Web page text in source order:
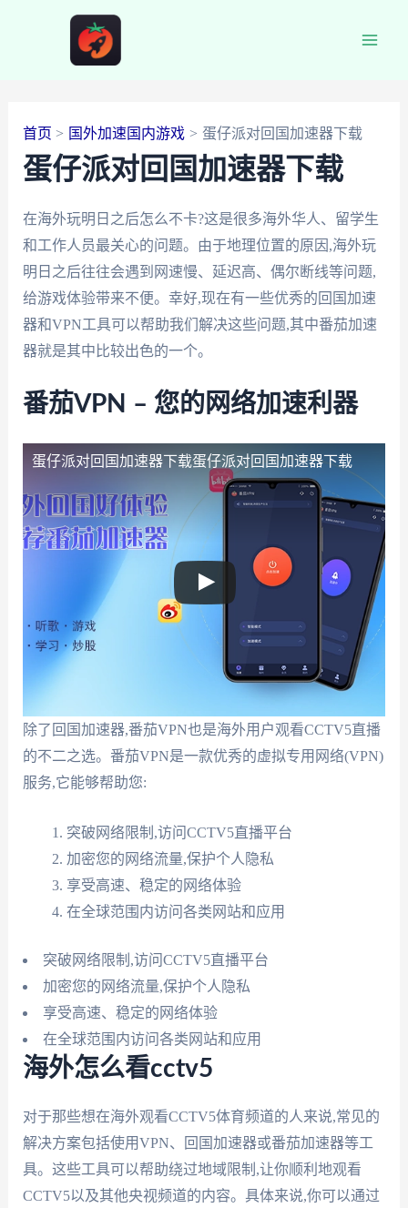
首页 国外加速国内游戏 蛋仔派对回国加速器下载
蛋仔派对回国加速器下载
在海外玩明日之后怎么不卡?这是很多海外华人、留学生
和工作人员最关心的问题。由于地理位置的原因,海外玩
明日之后往往会遇到网速慢、延迟高、偶尔断线等问题,
给游戏体验带来不便。幸好,现在有一些优秀的回国加速
器和VPN工具可以帮助我们解决这些问题,其中番茄加速
器就是其中比较出色的一个。
番茄VPN – 您的网络加速利器
蛋仔派对回国加速器下载蛋仔派对回国加速器下载
除了回国加速器,番茄VPN也是海外用户观看CCTV5直播
的不二之选。番茄VPN是一款优秀的虚拟专用网络(VPN)
服务,它能够帮助您:
突破网络限制,访问CCTV5直播平台
加密您的网络流量,保护个人隐私
享受高速、稳定的网络体验
在全球范围内访问各类网站和应用
突破网络限制,访问CCTV5直播平台
加密您的网络流量,保护个人隐私
享受高速、稳定的网络体验
在全球范围内访问各类网站和应用
海外怎么看cctv5
对于那些想在海外观看CCTV5体育频道的人来说,常见的
解决方案包括使用VPN、回国加速器或番茄加速器等工
具。这些工具可以帮助绕过地域限制,让你顺利地观看
CCTV5以及其他央视频道的内容。具体来说,你可以通过